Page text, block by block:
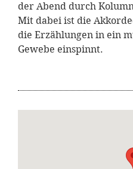
der Abend durch
Mit dabei ist die
die Erzählungen in ein
Gewebe einspinnt.